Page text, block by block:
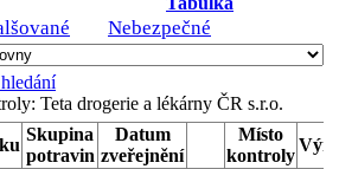
Nebezpečné
Teta drogerie a lékárny ČR s.r.o.
Skupina
potravin
Datum
zveřejnění
Místo
kontroly